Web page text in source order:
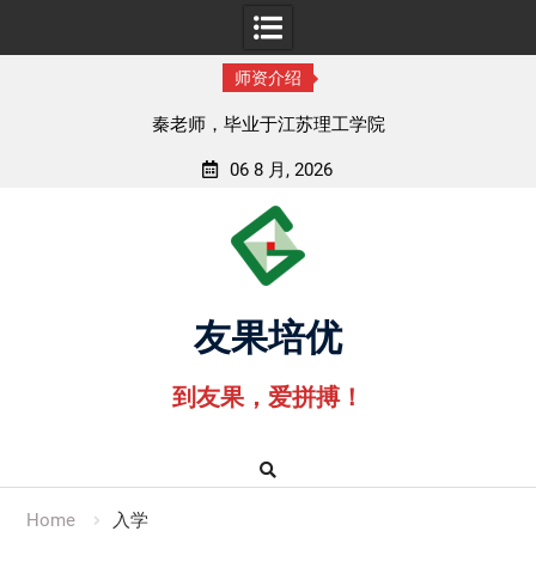
师资介绍
孟老师，毕业于湖北中医药大学
06 8 月, 2026
友果培优
到友果，爱拼搏！
Home 入学